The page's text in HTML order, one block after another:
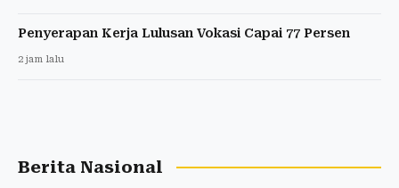
Penyerapan Kerja Lulusan Vokasi Capai 77 Persen
2 jam lalu
Berita Nasional